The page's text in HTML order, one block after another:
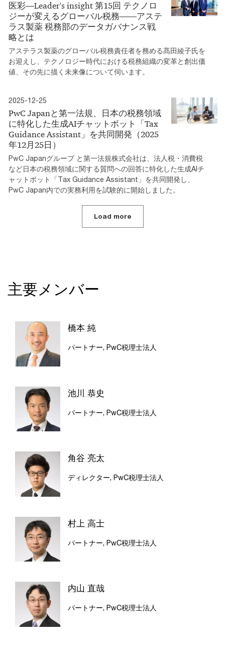
医彩―Leader's insight 第15回 テクノロ
ジーが変えるグローバル税務――アステ
ラス製薬 税務部のデータガバナンス戦
略とは
アステラス製薬のグローバル税務責任者を務める髙田綾子氏を
お迎えし、テクノロジー時代における税務組織の変革と創出価
値、その先に描く未来像について伺います。
2025-12-25
PwC Japanと第一法規、日本の税務領域
に特化した生成AIチャットボット「Tax
Guidance Assistant」を共同開発（2025
年12月25日）
PwC Japanグループ と第一法規株式会社は、法人税・消費税
など日本の税務領域に関する質問への回答に特化した生成AIチ
ャットボット「Tax Guidance Assistant」を共同開発し、
PwC Japan内での実務利用を試験的に開始しました。
Load more
主要メンバー
橋本 純
パートナー, PwC税理士法人
池川 恭史
パートナー, PwC税理士法人
角谷 亮太
ディレクター, PwC税理士法人
村上 高士
パートナー, PwC税理士法人
内山 直哉
パートナー, PwC税理士法人